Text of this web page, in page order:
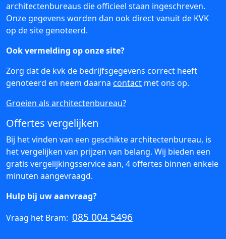
architectenbureaus die officieel staan ingeschreven.
Onze gegevens worden dan ook direct vanuit de KVK
op de site genoteerd.
Ook vermelding op onze site?
Zorg dat de kvk de bedrijfsgegevens correct heeft
genoteerd en neem daarna contact met ons op.
Groeien als architectenbureau?
Offertes vergelijken
Bij het vinden van een geschikte architectenbureau, is
het vergelijken van prijzen van belang. Wij bieden een
gratis vergelijkingsservice aan, 4 offertes binnen enkele
minuten aangevraagd.
Hulp bij uw aanvraag?
Vraag het Bram: 085 004 5496